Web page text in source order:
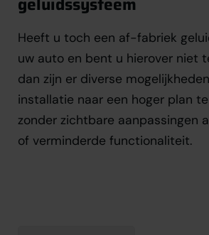
Heeft u toch een af-fabriek
uw auto en bent u hierover niet
dan zijn er diverse
installatie naar een hoger plan
zonder zichtbare aanpassingen
of verminderde functionaliteit.